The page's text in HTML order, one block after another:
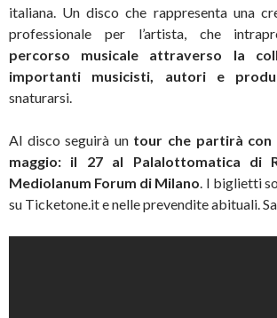
italiana. Un disco che rappresenta una
professionale per l’artista, che
percorso musicale attraverso la
importanti musicisti, autori e
snaturarsi.
Al disco seguirà un tour che partirà con
maggio: il 27 al Palalottomatica di
Mediolanum Forum di Milano . I biglietti
su Ticketone.it e nelle prevendite abituali.